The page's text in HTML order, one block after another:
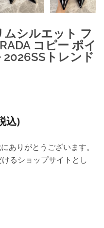
シルエット フ
コピー ポイ
トレンド
込)
ありがとうございます。
るショップサイトとし